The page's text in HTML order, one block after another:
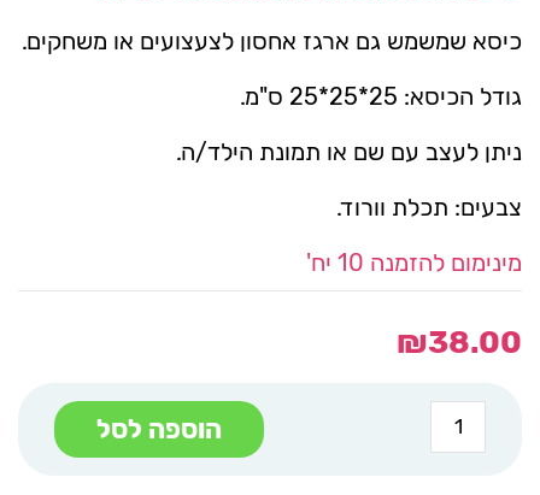
כיסא שמשמש גם ארגז אחסון לצעצועים או משחקים.
גודל הכיסא: 25*25*25 ס"מ.
ניתן לעצב עם שם או תמונת הילד/ה.
צבעים: תכלת וורוד.
מינימום להזמנה 10 יח'
₪38.00
כמות
של
כיסא
הוספה לסל